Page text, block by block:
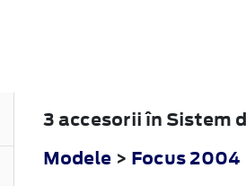
3 accesorii în Sistem
Modele > Focus 2004